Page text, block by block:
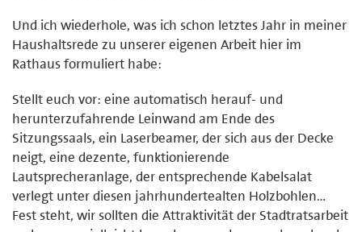
Und ich wiederhole, was ich schon letztes Jahr in meiner
Haushaltsrede zu unserer eigenen Arbeit hier im
Rathaus formuliert habe:
Stellt euch vor: eine automatisch herauf- und
herunterzufahrende Leinwand am Ende des
Sitzungssaals, ein Laserbeamer, der sich aus der Decke
neigt, eine dezente, funktionierende
Lautsprecheranlage, der entsprechende Kabelsalat
verlegt unter diesen jahrhundertealten Holzbohlen…
Fest steht, wir sollten die Attraktivität der Stadtratsarbeit